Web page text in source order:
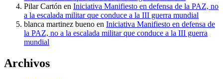
Pilar Cartón en Iniciativa Manifiesto en defensa de la PAZ, no
a la escalada militar que conduce a la III guerra mundial
blanca martinez bueno en Iniciativa Manifiesto en defensa de
la PAZ, no a la escalada militar que conduce a la III guerra
mundial
Archivos